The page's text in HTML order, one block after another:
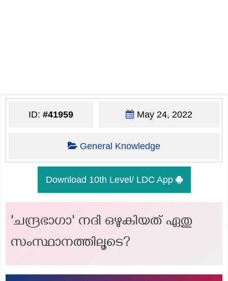
ID:#41959 May 24, 2022
General Knowledge
Download 10th Level/ LDC App
'ചന്ദ്രഭാഗാ' നദി ഒഴുകിയത് ഏതു
സംസ്ഥാനത്തിലൂടെ?